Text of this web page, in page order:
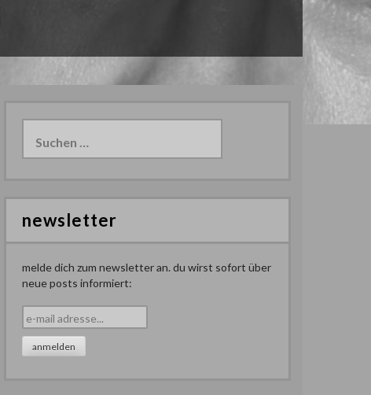
newsletter
melde dich zum newsletter an. du wirst sofort über
neue posts informiert: